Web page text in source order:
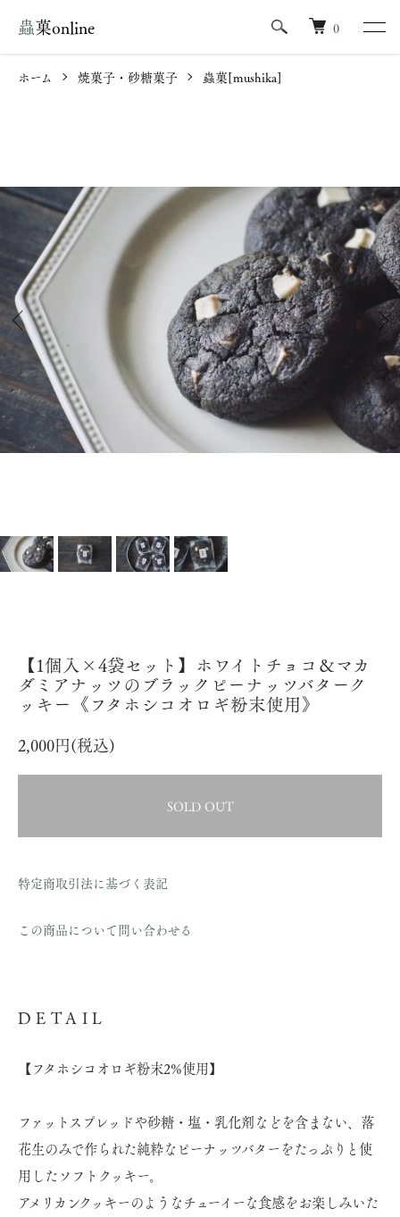
蟲菓online 0
ホーム 焼菓子・砂糖菓子 蟲菓[mushika]
【1個入×4袋セット】ホワイトチョコ＆マカ
ダミアナッツのブラックピーナッツバターク
ッキー《フタホシコオロギ粉末使用》
2,000円(税込)
SOLD OUT
特定商取引法に基づく表記
この商品について問い合わせる
DETAIL
【フタホシコオロギ粉末2%使用】
ファットスプレッドや砂糖・塩・乳化剤などを含まない、落
花生のみで作られた純粋なピーナッツバターをたっぷりと使
用したソフトクッキー。
アメリカンクッキーのようなチューイーな食感をお楽しみいた